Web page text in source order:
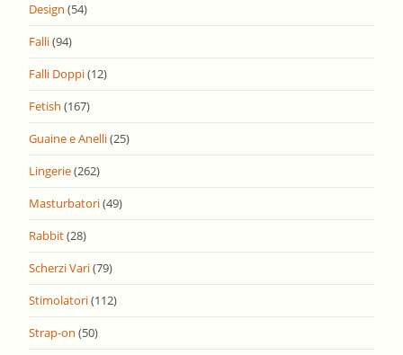
Design (54)
Falli(94)
Falli Doppi(12)
Fetish (167)
Guaine e Anelli(25)
Lingerie(262)
Masturbatori(49)
Rabbit(28)
Scherzi Vari(79)
Stimolatori(112)
Strap-on (50)